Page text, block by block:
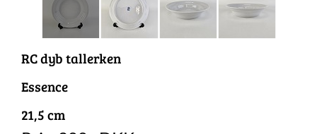
RC dyb tallerken
Essence
21,5 cm